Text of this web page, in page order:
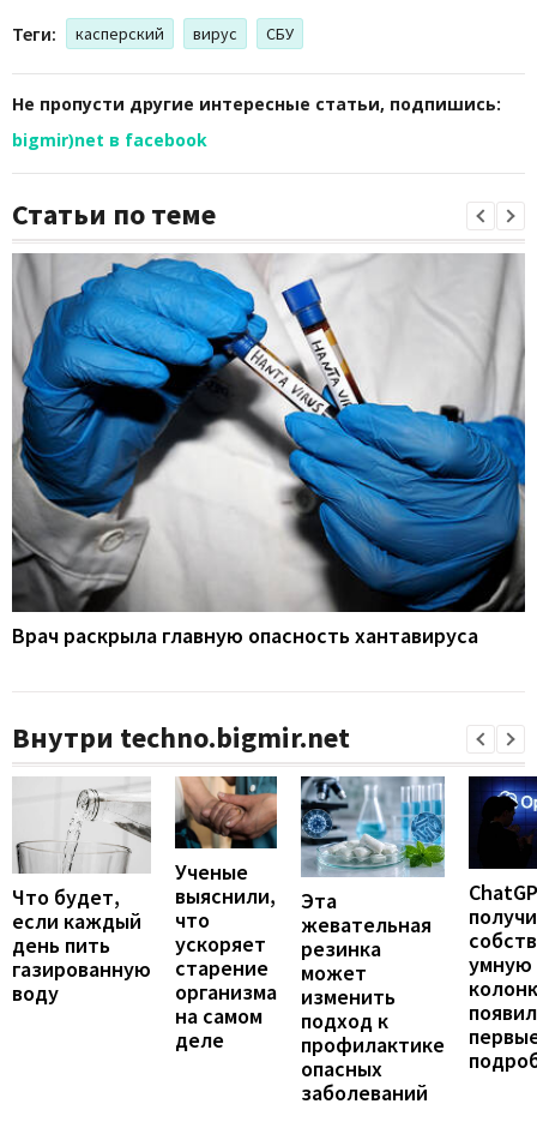
Теги: касперский вирус СБУ
Не пропусти другие интересные статьи, подпишись:
bigmir)net в facebook
Статьи по теме
Врач раскрыла главную опасность хантавируса
Внутри techno.bigmir.net
Что будет,
если каждый
день пить
газированную
воду
Ученые
выяснили,
что
ускоряет
старение
организма
на самом
деле
Эта
жевательная
резинка
может
изменить
подход к
профилактике
опасных
заболеваний
умную